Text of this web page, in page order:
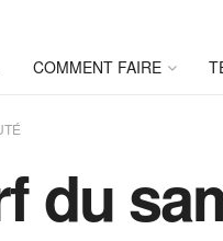
COMMENT FAIRE
du